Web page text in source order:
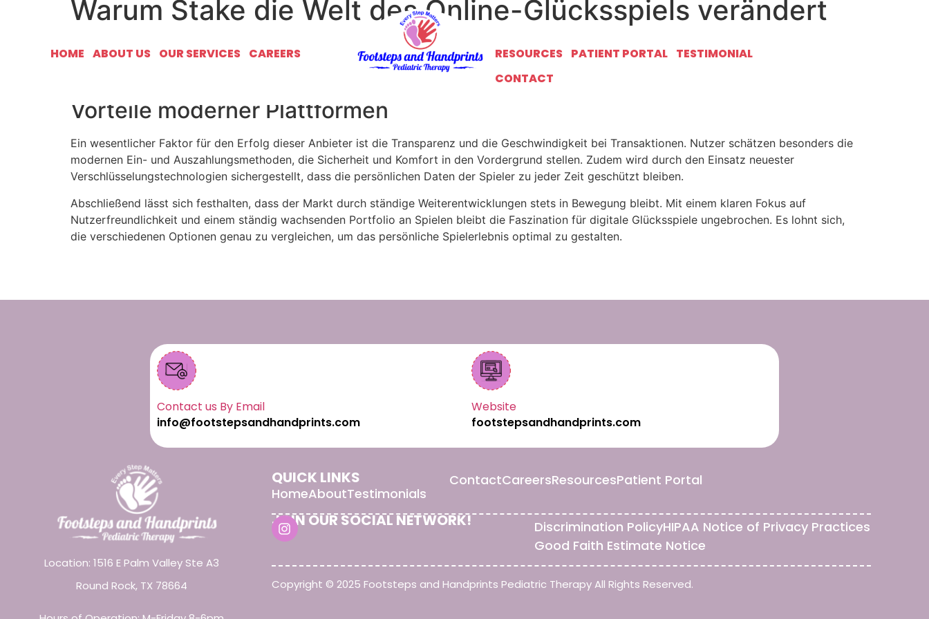
HOME ABOUT US OUR SERVICES CAREERS RESOURCES PATIENT PORTAL TESTIMONIAL
CONTACT
Warum Stake die Welt des Online-Glücksspiels verändert
Moderne Online-Casinos bieten heute eine beeindruckende Vielfalt an Unterhaltungsmöglichkeiten für Spieler weltweit. Wer auf der Suche nach einem
eine Plattform, die technologische Innovation mit Spannung verbindet. Die intuitive Bedienung und das
breite Angebot sorgen dafür, dass sowohl Anfänger als auch Profis eine ansprechende Umgebung vorfinden.
Vorteile moderner Plattformen
Ein wesentlicher Faktor für den Erfolg dieser Anbieter ist die Transparenz und die Geschwindigkeit bei Transaktionen. Nutzer schätzen besonders die
modernen Ein- und Auszahlungsmethoden, die Sicherheit und Komfort in den Vordergrund stellen. Zudem wird durch den Einsatz neuester
Verschlüsselungstechnologien sichergestellt, dass die persönlichen Daten der Spieler zu jeder Zeit geschützt bleiben.
Abschließend lässt sich festhalten, dass der Markt durch ständige Weiterentwicklungen stets in Bewegung bleibt. Mit einem klaren Fokus auf
Nutzerfreundlichkeit und einem ständig wachsenden Portfolio an Spielen bleibt die Faszination für digitale Glücksspiele ungebrochen. Es lohnt sich,
die verschiedenen Optionen genau zu vergleichen, um das persönliche Spielerlebnis optimal zu gestalten.
Contact us By Email
info@footstepsandhandprints.com
Website
footstepsandhandprints.com
Location: 1516 E Palm Valley Ste A3
Round Rock, TX 78664
QUICK LINKS
HomeAboutTestimonials
ContactCareersResourcesPatient Portal
JOIN OUR SOCIAL NETWORK! Discrimination PolicyHIPAA Notice of Privacy Practices
Good Faith Estimate Notice
Copyright © 2025 Footsteps and Handprints Pediatric Therapy All Rights Reserved.